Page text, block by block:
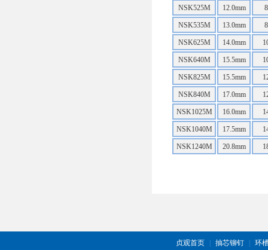
NSK525M 12.0mm
NSK535M 13.0mm
NSK625M 14.0mm
NSK640M 15.5mm
NSK825M 15.5mm
NSK840M 17.0mm
NSK1025M 16.0mm
NSK1040M 17.5mm
NSK1240M 20.8mm
贞观首页 抽芯铆钉 环